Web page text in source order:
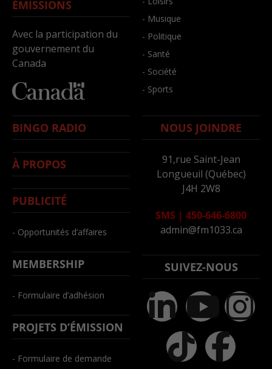
ÉMISSIONS
Avec la participation du
gouvernement du
Canada
- Musique
- Politique
- Santé
- Société
- Sports
BINGO RADIO
À PROPOS
PUBLICITÉ
- Opportunités d’affaires
MEMBERSHIP
- Formulaire d’adhésion
PROJETS D’ÉMISSION
- Formulaire de demande
NOUS JOINDRE
91,rue Saint-Jean
Longueuil (Québec)
J4H 2W8
SMS | 450-646-6800
admin@fm1033.ca
SUIVEZ-NOUS